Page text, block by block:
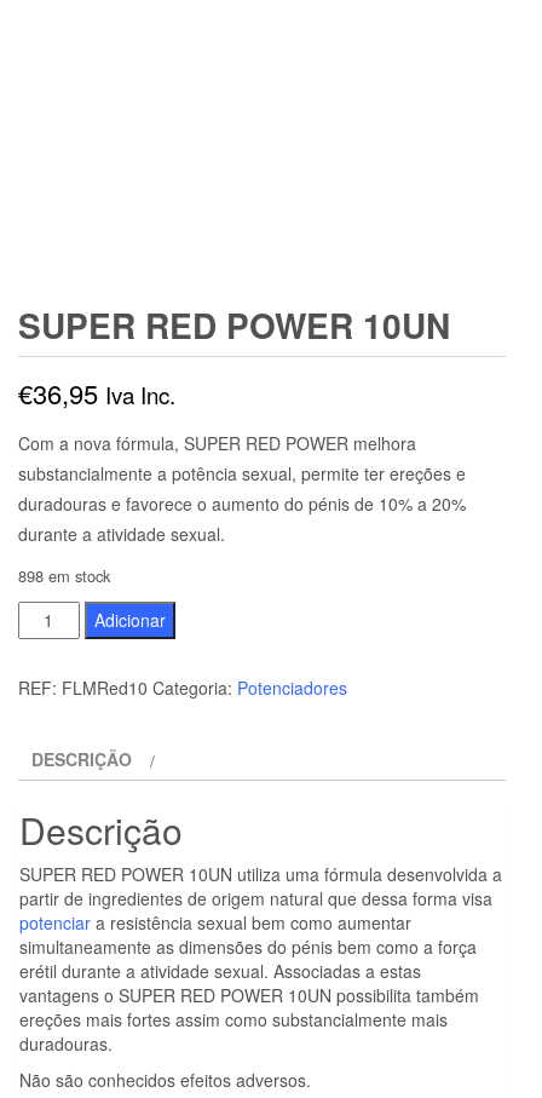
SUPER RED POWER 10UN
€36,95 Iva Inc.
Com a nova fórmula, SUPER RED POWER melhora
substancialmente a potência sexual, permite ter ereções e
duradouras e favorece o aumento do pénis de 10% a 20%
durante a atividade sexual.
898 em stock
Quantidade
de
SUPER
10UN
Adicionar
REF: FLMRed10 Categoria: Potenciadores
DESCRIÇÃO
Descrição
SUPER RED POWER 10UN utiliza uma fórmula desenvolvida a
partir de ingredientes de origem natural que dessa forma visa
potenciar a resistência sexual bem como aumentar
simultaneamente as dimensões do pénis bem como a força
erétil durante a atividade sexual. Associadas a estas
vantagens o SUPER RED POWER 10UN possibilita também
ereções mais fortes assim como substancialmente mais
duradouras.
Não são conhecidos efeitos adversos.